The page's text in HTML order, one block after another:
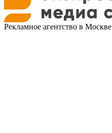
Рекламное агентство в Москве